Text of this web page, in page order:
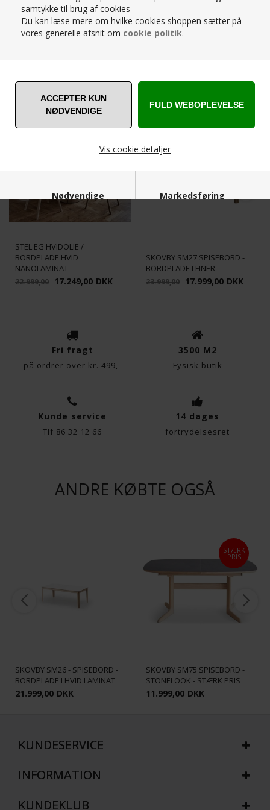
samtykke til brug af cookies
Du kan læse mere om hvilke cookies shoppen sætter på
vores generelle afsnit om cookie politik.
Vis cookie detaljer
Nødvendige Markedsføring
Funktionelle Statistiske
Husk gratis levering
RELATEREDE PRODUKTER
STEL EG HVIDOLIE /
BORDPLADE HVID
NANOLAMINAT
22.999,00 17.249,00 DKK
SKOVBY SM27 SPISEBORD -
BORDPLADE I FINER
23.999,00 17.999,00 DKK
Fri fragt
på ordrer over kr. 499,-
3500 M2
Fysisk butik
Kunde service
Tlf 86 32 12 66
14 dages
fortrydelsesret
ANDRE KØBTE OGSÅ
SKOVBY SM26 - SPISEBORD -
BORDPLADE I HVID LAMINAT
21.999,00 DKK
STÆRK
PRIS
SKOVBY SM75 SPISEBORD -
STONELOOK - STÆRK PRIS
11.999,00 DKK
KUNDESERVICE
INFORMATION
KUNDEKLUB